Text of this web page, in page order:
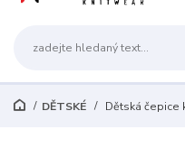
DĚTSKÉ Dětská čepice